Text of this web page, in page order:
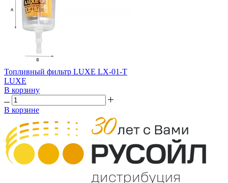
Топливный фильтр LUXE LX-01-T
LUXE
В корзину
В корзине